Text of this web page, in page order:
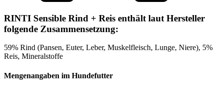
RINTI Sensible Rind + Reis enthält laut Hersteller
folgende Zusammensetzung:
59% Rind (Pansen, Euter, Leber, Muskelfleisch, Lunge, Niere), 5%
Reis, Mineralstoffe
Mengenangaben im Hundefutter